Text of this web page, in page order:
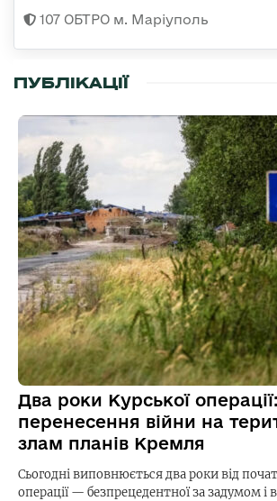
107 ОБТРО м. Маріуполь
ПУБЛІКАЦІЇ
Два роки Курської операції:
перенесення війни на
злам планів Кремля
Сьогодні виповнюється два роки від
операції — безпрецедентної за задумом